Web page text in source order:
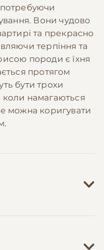
Вони чудово
та прекрасно
терпіння та
породи є їхня
протягом
бути трохи
коли намагаються
можна коригувати
щодо їхньої